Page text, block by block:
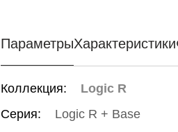
ПараметрыХарактеристики
Коллекция:
Logic R
Серия:
Logic R + Base